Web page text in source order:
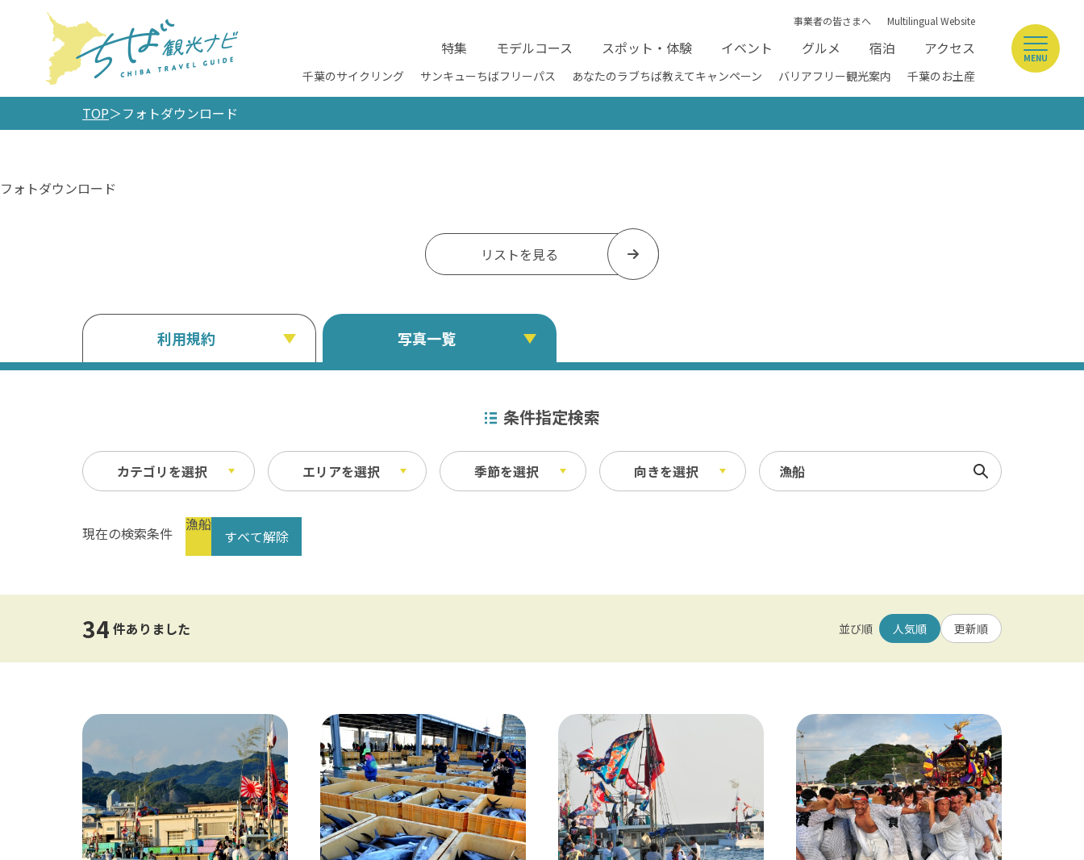
事業者の皆さまへ Multilingual Website
特集 モデルコース スポット・体験 イベント グルメ 宿泊 アクセス
千葉のサイクリング サンキューちばフリーパス あなたのラブちば教えてキャンペーン バリアフリー観光案内 千葉のお土産
MENU
TOP フォトダウンロード
フォトダウンロード
リストを見る
利用規約 写真一覧
条件指定検索
カテゴリを選択 エリアを選択 季節を選択 向きを選択 検索
祭り・イベント
公共の施設
北総
小江戸佐原 / 佐倉ふるさと広場 / 成田山新勝寺 / 銚子（犬吠埼）
九十九里
九十九里浜 / 釣ヶ崎海岸（サーフィン） / 白子温泉 / 茂原 / 御宿
春
縦
現在の検索条件 漁船
すべて解除
34 件ありました 並び順 人気順 更新順